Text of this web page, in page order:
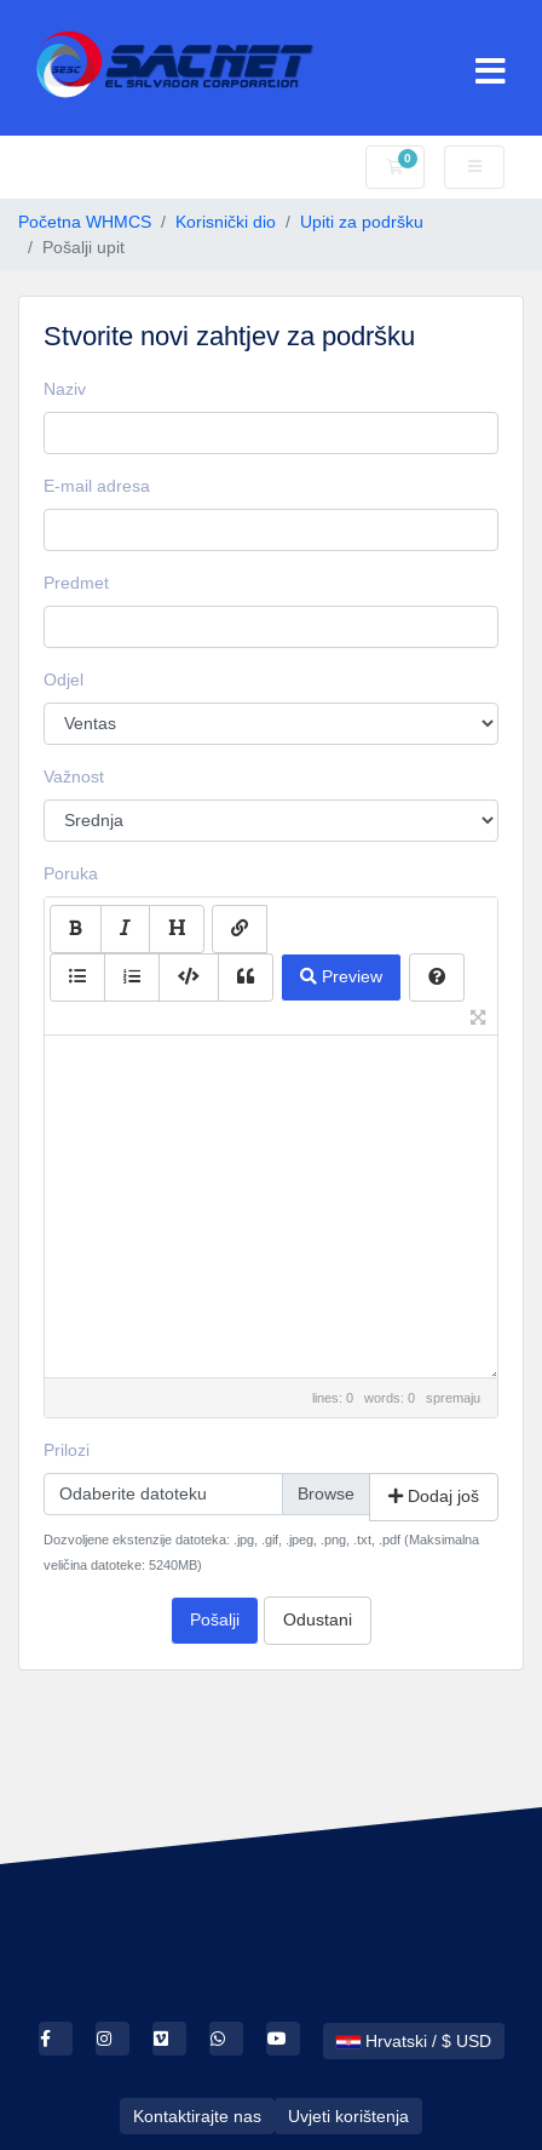
0
Košarica
Početna WHMCS Korisnički dio
Upiti za podršku
Pošalji upit
Stvorite novi zahtjev za podršku
Naziv
E-mail adresa
Predmet
Odjel
Važnost
Poruka
Preview
lines: 0 words: 0 spremaju
Prilozi
Odaberite datoteku Dodaj još
Dozvoljene ekstenzije datoteka: .jpg, .gif, .jpeg, .png, .txt, .pdf (Maksimalna
veličina datoteke: 5240MB)
Pošalji Odustani
Hrvatski / $ USD
Kontaktirajte nas Uvjeti korištenja